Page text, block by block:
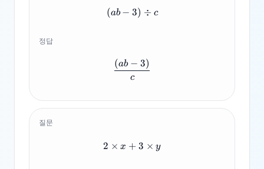
(ab-3) \div c
(ab − 3) ÷ c
정답
\frac{(ab-3)}{c}
c
(ab − 3)
질문
2 \times x + 3 \times y
2 × x + 3 × y